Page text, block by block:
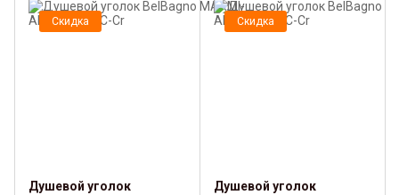
Скидка
Душевой уголок
Скидка
Душевой уголок